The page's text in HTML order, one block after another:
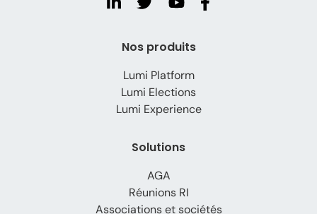
Nos produits
Lumi Platform
Lumi Elections
Lumi Experience
Solutions
AGA
Réunions RI
Associations et sociétés